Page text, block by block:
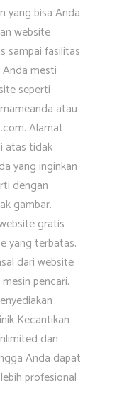
yang bisa Anda
website
sampai fasilitas
mesti
seperti
atau
Alamat
atas tidak
yang inginkan
dengan
gambar.
gratis
yang terbatas.
dari website
pencari.
Kecantikan
dan
Anda dapat
profesional